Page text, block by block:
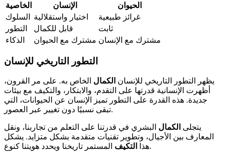
الخاصية الإنسان
الحيوان
السلوك
اختيار واستقلالية
غرائز طبيعية
التطور
قابل للكمال
ثابت
الذكاء
مشترك مع الحيوان مشترك مع الإنسان
التطور التاريخي للإنسان
يظهر التطور التاريخي للإنسان الكمال الخاص به. على مر القرون،
أظهرت الإنسانية قدرتها على التقدم، والابتكار، والتكيف مع بيئات
جديدة. هذه القدرة على التطور تميز الإنسان عن الحيوانات، التي
تبقى نسبيًا دون تغيير عبر العصور.
يتجلى الكمال البشري في قدرتنا على التعلم من تجاربنا، ونقل
المعارف بين الأجيال، وتطوير تقنيات متقدمة بشكل متزايد. يشكل
هذا
التكيف المستمر تاريخنا ويحدد هويتنا كنوع.